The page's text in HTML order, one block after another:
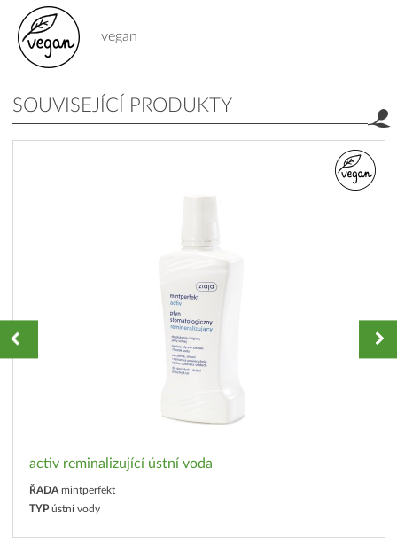
vegan
SOUVISEJÍCÍ PRODUKTY
activ reminalizující ústní voda
ŘADA mintperfekt
TYP ústní vody